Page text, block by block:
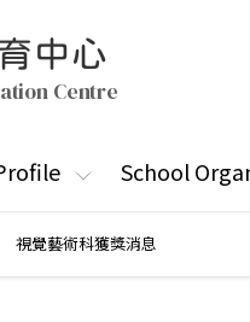
中心
Centre
School
視覺藝術科獲獎消息